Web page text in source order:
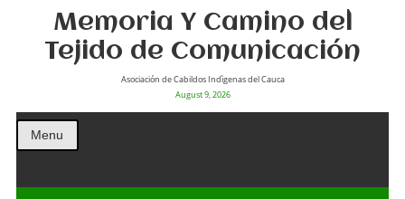
Memoria Y Camino del
Tejido de Comunicación
Asociación de Cabildos Indìgenas del Cauca
August 9, 2026
Menu